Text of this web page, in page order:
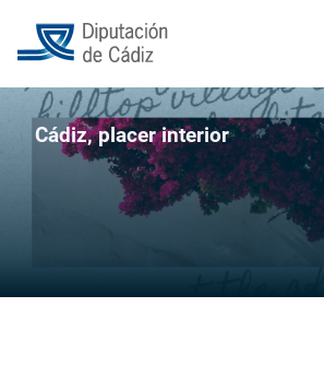
Cádiz, placer interior